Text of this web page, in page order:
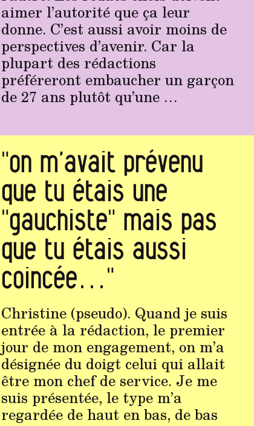
aimer l’autorité que ça leur
donne. C’est aussi avoir moins de
perspectives d’avenir. Car la
plupart des rédactions
préféreront embaucher un garçon
de 27 ans plutôt qu’une …
"on m’avait prévenu
que tu étais une
"gauchiste" mais pas
que tu étais aussi
coincée…"
Christine (pseudo). Quand je suis
entrée à la rédaction, le premier
jour de mon engagement, on m’a
désignée du doigt celui qui allait
être mon chef de service. Je me
suis présentée, le type m’a
regardée de haut en bas, de bas